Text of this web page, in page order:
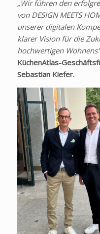
„Wir führen den
von DESIGN MEETS
unserer digitalen
klarer Vision für die
hochwertigen Wohnens“
KüchenAtlas-
Sebastian Kiefer.